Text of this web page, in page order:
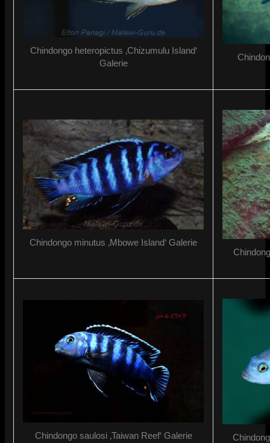
Chindongo heteropictus ‚Chizumulu Island‘
Galerie
Chindongo minutus ‚Mbowe Island‘ Galerie
Chindongo saulosi ‚Taiwan Reef‘ Galerie